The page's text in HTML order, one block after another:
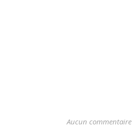
Aucun commentaire